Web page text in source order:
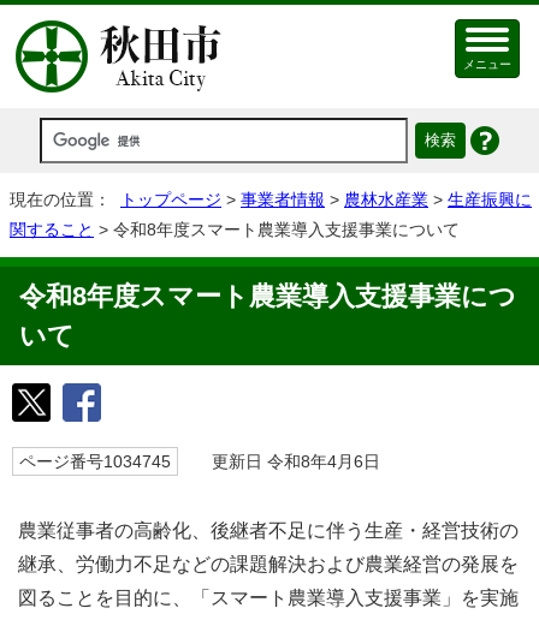
メニュー
現在の位置： トップページ > 事業者情報 > 農林水産業 > 生産振興に
関すること > 令和8年度スマート農業導入支援事業について
令和8年度スマート農業導入支援事業につ
いて
ページ番号1034745 更新日 令和8年4月6日
農業従事者の高齢化、後継者不足に伴う生産・経営技術の
継承、労働力不足などの課題解決および農業経営の発展を
図ることを目的に、「スマート農業導入支援事業」を実施